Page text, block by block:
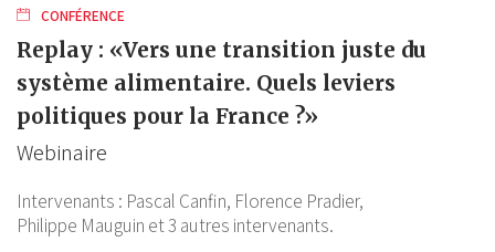
CONFÉRENCE
Replay : «Vers une transition juste du
système alimentaire. Quels leviers
politiques pour la France ?»
Webinaire
Intervenants : Pascal Canfin, Florence Pradier,
Philippe Mauguin et 3 autres intervenants.